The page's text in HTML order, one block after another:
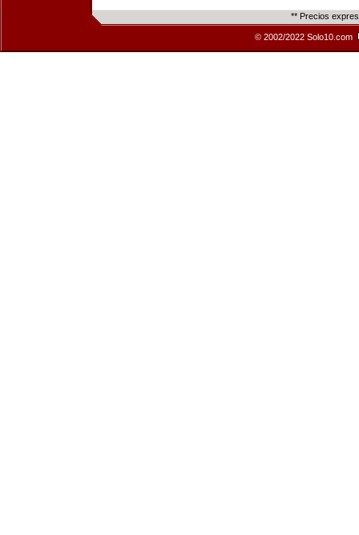
** Precios
© 2002/2022 Solo10.com